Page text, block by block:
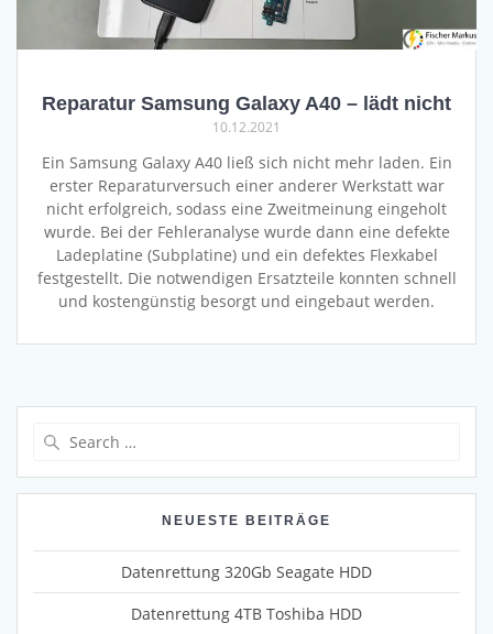
Reparatur Samsung Galaxy A40 – lädt nicht
10.12.2021
Ein Samsung Galaxy A40 ließ sich nicht mehr laden. Ein
erster Reparaturversuch einer anderer Werkstatt war
nicht erfolgreich, sodass eine Zweitmeinung eingeholt
wurde. Bei der Fehleranalyse wurde dann eine defekte
Ladeplatine (Subplatine) und ein defektes Flexkabel
festgestellt. Die notwendigen Ersatzteile konnten schnell
und kostengünstig besorgt und eingebaut werden.
NEUESTE BEITRÄGE
Datenrettung 320Gb Seagate HDD
Datenrettung 4TB Toshiba HDD